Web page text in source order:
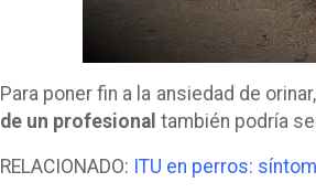
Para poner fin a la ansiedad de
de un profesional también podría
RELACIONADO: ITU en perros: